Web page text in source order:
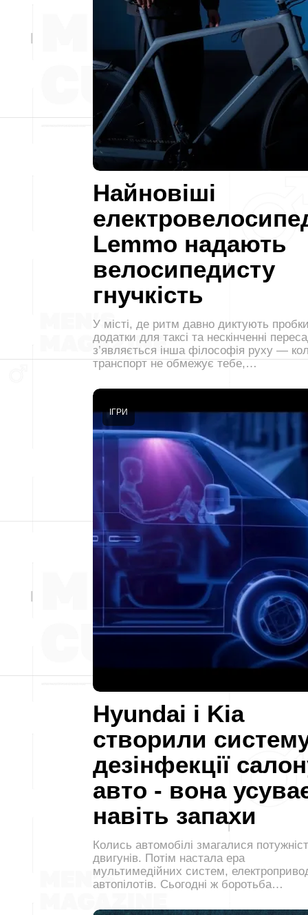
Найновіші
Lemmo надають
велосипедисту
гнучкість
У місті, де ритм давно диктують
додатки для таксі та нескінченні
з’являється інша філософія руху —
транспорт не обмежує тебе,…
Hyundai і Kia
створили
дезінфекції
авто - вона
навіть запахи
ІГРИ
Колись автомобілі змагалися
двигунів. Потім настала ера
мультимедійних систем,
автопілотів. Сьогодні ж боротьба…